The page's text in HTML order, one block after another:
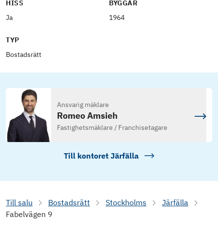
HISS
Ja
BYGGÅR
1964
TYP
Bostadsrätt
Ansvarig mäklare
Romeo Amsieh
Fastighetsmäklare / Franchisetagare
Till kontoret Järfälla
Till salu Bostadsrätt Stockholms
Järfälla
Fabelvägen 9